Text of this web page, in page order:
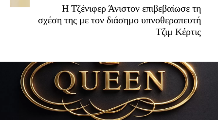
Η Τζένιφερ Άνιστον επιβεβαίωσε τη
σχέση της με τον διάσημο υπνοθεραπευτή
Τζιμ Κέρτις